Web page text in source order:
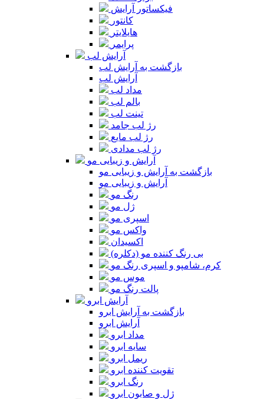
فیکساتور آرایش
کانتور
هایلایتر
پرایمر
آرایش لب
بازگشت به آرایش لب
آرایش لب
مداد لب
بالم لب
تینت لب
رژ لب جامد
رژ لب مایع
رژ لب مدادی
آرایش و زیبایی مو
بازگشت به آرایش و زیبایی مو
آرایش و زیبایی مو
رنگ مو
ژل مو
اسپری مو
واکس مو
اکسیدان
بی رنگ کننده مو (دکلره)
کرم، شامپو و اسپری رنگ مو
موس مو
پالت رنگ مو
آرایش ابرو
بازگشت به آرایش ابرو
آرایش ابرو
مداد ابرو
سایه ابرو
ریمل ابرو
تقویت کننده ابرو
رنگ ابرو
ژل و صابون ابرو